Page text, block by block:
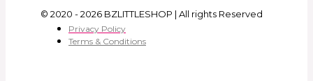
© 2020 - 2026 BZLITTLESHOP | All rights Reserved
Privacy Policy
Terms & Conditions